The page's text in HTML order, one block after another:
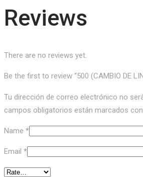
Reviews
There are no reviews yet.
Be the first to review “500 (CAMBIO DE
Tu dirección de correo electrónico no
campos obligatorios están marcados con
Name *
Email *